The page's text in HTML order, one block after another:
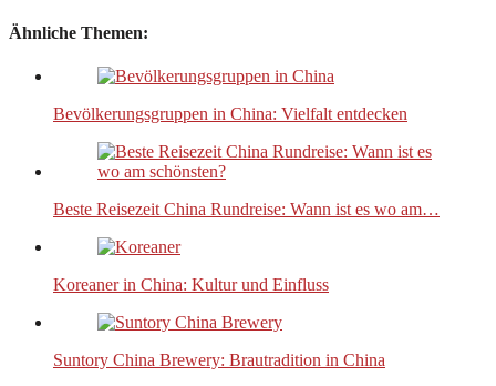
Ähnliche Themen:
Bevölkerungsgruppen in China: Vielfalt entdecken
Beste Reisezeit China Rundreise: Wann ist es wo am…
Koreaner in China: Kultur und Einfluss
Suntory China Brewery: Brautradition in China